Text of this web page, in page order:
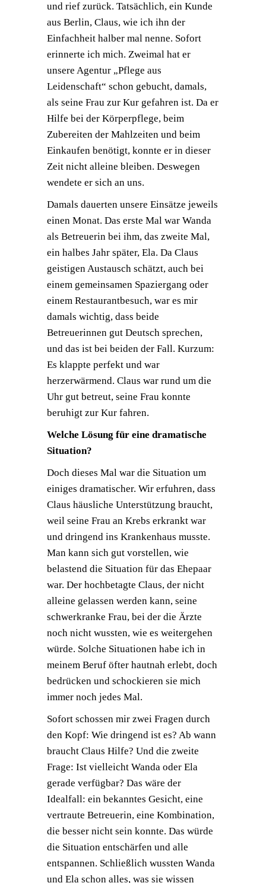
und rief zurück. Tatsächlich, ein Kunde
aus Berlin, Claus, wie ich ihn der
Einfachheit halber mal nenne. Sofort
erinnerte ich mich. Zweimal hat er
unsere Agentur „Pflege aus
Leidenschaft“ schon gebucht, damals,
als seine Frau zur Kur gefahren ist. Da er
Hilfe bei der Körperpflege, beim
Zubereiten der Mahlzeiten und beim
Einkaufen benötigt, konnte er in dieser
Zeit nicht alleine bleiben. Deswegen
wendete er sich an uns.
Damals dauerten unsere Einsätze jeweils
einen Monat. Das erste Mal war Wanda
als Betreuerin bei ihm, das zweite Mal,
ein halbes Jahr später, Ela. Da Claus
geistigen Austausch schätzt, auch bei
einem gemeinsamen Spaziergang oder
einem Restaurantbesuch, war es mir
damals wichtig, dass beide
Betreuerinnen gut Deutsch sprechen,
und das ist bei beiden der Fall. Kurzum:
Es klappte perfekt und war
herzerwärmend. Claus war rund um die
Uhr gut betreut, seine Frau konnte
beruhigt zur Kur fahren.
Welche Lösung für eine dramatische
Situation?
Doch dieses Mal war die Situation um
einiges dramatischer. Wir erfuhren, dass
Claus häusliche Unterstützung braucht,
weil seine Frau an Krebs erkrankt war
und dringend ins Krankenhaus musste.
Man kann sich gut vorstellen, wie
belastend die Situation für das Ehepaar
war. Der hochbetagte Claus, der nicht
alleine gelassen werden kann, seine
schwerkranke Frau, bei der die Ärzte
noch nicht wussten, wie es weitergehen
würde. Solche Situationen habe ich in
meinem Beruf öfter hautnah erlebt, doch
bedrücken und schockieren sie mich
immer noch jedes Mal.
Sofort schossen mir zwei Fragen durch
den Kopf: Wie dringend ist es? Ab wann
braucht Claus Hilfe? Und die zweite
Frage: Ist vielleicht Wanda oder Ela
gerade verfügbar? Das wäre der
Idealfall: ein bekanntes Gesicht, eine
vertraute Betreuerin, eine Kombination,
die besser nicht sein konnte. Das würde
die Situation entschärfen und alle
entspannen. Schließlich wussten Wanda
und Ela schon alles, was sie wissen